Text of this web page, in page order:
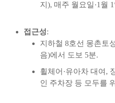
지), 매주 월요일·1월
접근성:
지하철 8호선 몽촌토
음)에서 도보 5분.
휠체어·유아차 대여,
인 주차장 등 모두를